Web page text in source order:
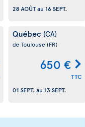
28 AOÛTau 16 SEPT.
Québec (CA)
de Toulouse (FR)
650 €
TTC
01 SEPT. au 13 SEPT.